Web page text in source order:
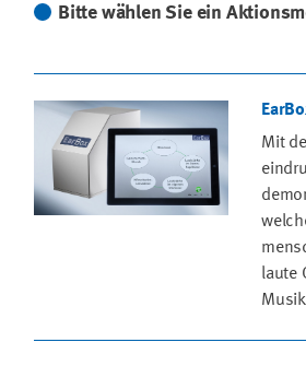
Bitte wählen Sie ein
Mit
laute